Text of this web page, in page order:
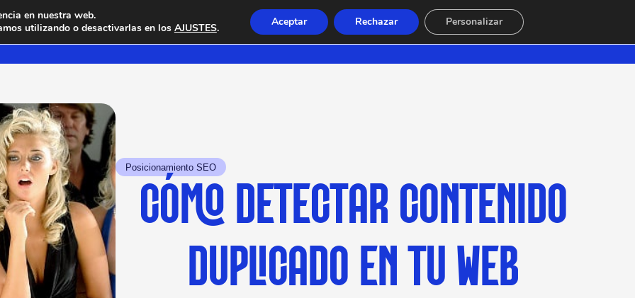
Posicionamiento SEO
CÓMO DETECTAR CONTENIDO
DUPLICADO EN TU WEB
en nuestra web.
utilizando o desactivarlas en los AJUSTES. Aceptar Rechazar Personalizar